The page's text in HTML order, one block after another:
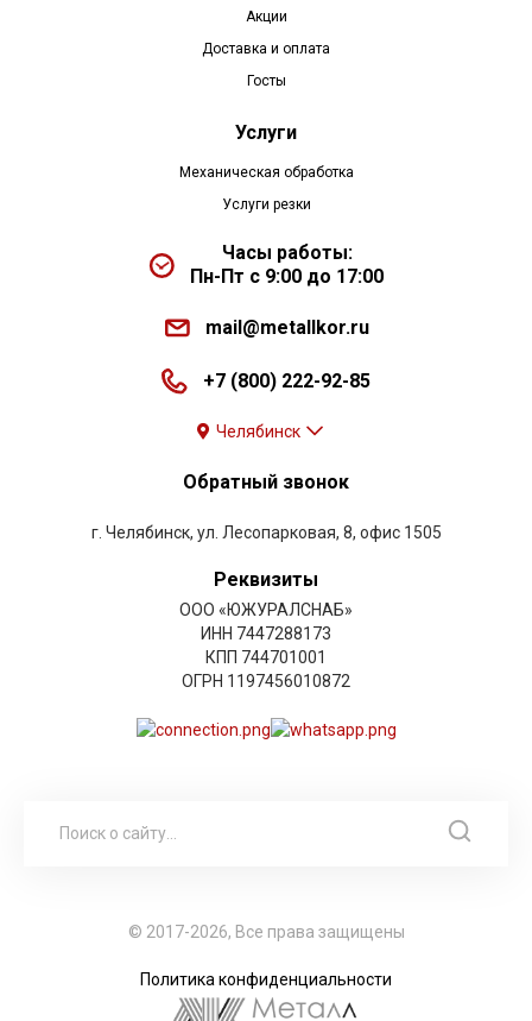
Акции
Доставка и оплата
Госты
Услуги
Механическая обработка
Услуги резки
Часы работы:
Пн-Пт с 9:00 до 17:00
mail@metallkor.ru
+7 (800) 222-92-85
Челябинск
Обратный звонок
г. Челябинск, ул. Лесопарковая, 8, офис 1505
Реквизиты
ООО «ЮЖУРАЛСНАБ»
ИНН 7447288173
КПП 744701001
ОГРН 1197456010872
© 2017-2026, Все права защищены
Политика конфиденциальности